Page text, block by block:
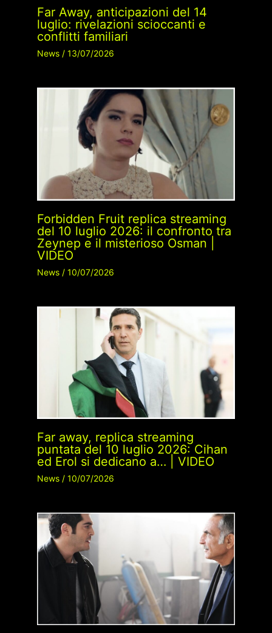
Far Away, anticipazioni del 14
luglio: rivelazioni scioccanti e
conflitti familiari
News/ 13/07/2026
Forbidden Fruit replica streaming
del 10 luglio 2026: il confronto tra
Zeynep e il misterioso Osman |
VIDEO
News/ 10/07/2026
Far away, replica streaming
puntata del 10 luglio 2026: Cihan
ed Erol si dedicano a… | VIDEO
News/ 10/07/2026